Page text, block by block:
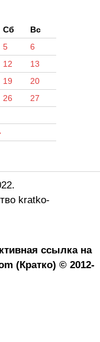
Сб Вс
5
6
12
13
19
20
26
27
kratko-
ссылка на
(Кратко) © 2012-